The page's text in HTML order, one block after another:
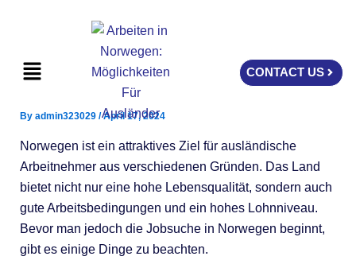
Menu CONTACT US
By admin323029 /April 17, 2024
Norwegen ist ein attraktives Ziel für ausländische
Arbeitnehmer aus verschiedenen Gründen. Das Land
bietet nicht nur eine hohe Lebensqualität, sondern auch
gute Arbeitsbedingungen und ein hohes Lohnniveau.
Bevor man jedoch die Jobsuche in Norwegen beginnt,
gibt es einige Dinge zu beachten.